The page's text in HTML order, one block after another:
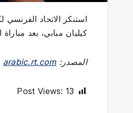
استنكر الاتحاد
كيليان مبابي، بعد
المصدر:arabic.rt.com
Post Views: 13